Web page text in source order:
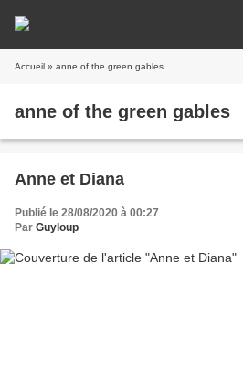
Accueil » anne of the green gables
anne of the green gables
Anne et Diana
Publié le 28/08/2020 à 00:27
Par Guyloup